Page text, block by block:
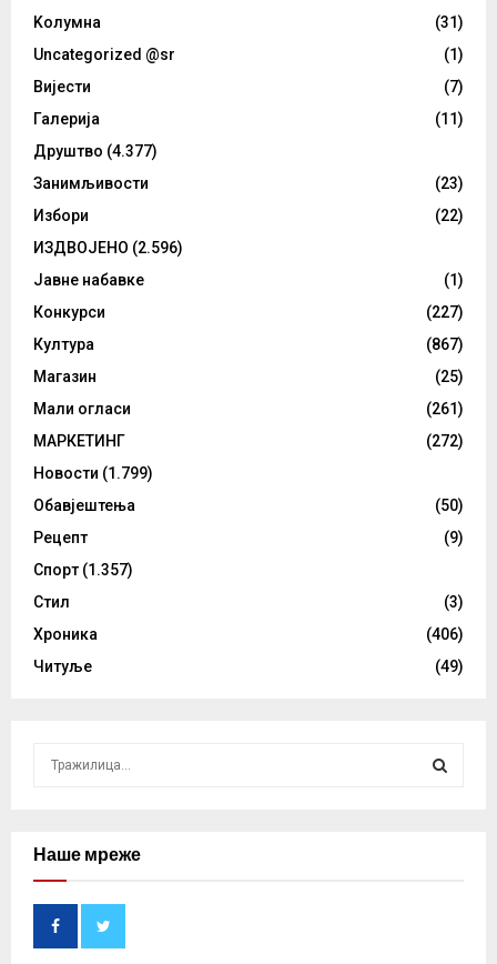
Kолумнa
(31)
Uncategorized @sr
(1)
Вијести
(7)
Галерија
(11)
Друштво (4.377)
Занимљивости
(23)
Избори
(22)
ИЗДВОЈЕНО (2.596)
Јавне набавке
(1)
Конкурси
(227)
Култура
(867)
Магазин
(25)
Мали огласи
(261)
МАРКЕТИНГ
(272)
Новости (1.799)
Обавјештења
(50)
Рецепт
(9)
Спорт (1.357)
Стил
(3)
Хроника
(406)
Читуље
(49)
cНаше мреже